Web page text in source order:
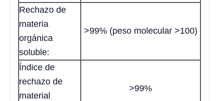
Rechazo de
materia
orgánica
soluble:
>99% (peso molecular >100)
Índice de
rechazo de
material
>99%